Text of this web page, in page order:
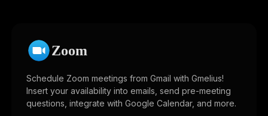
Zoom
Schedule Zoom meetings from Gmail with Gmelius!
Insert your availability into emails, send pre-meeting
questions, integrate with Google Calendar, and more.